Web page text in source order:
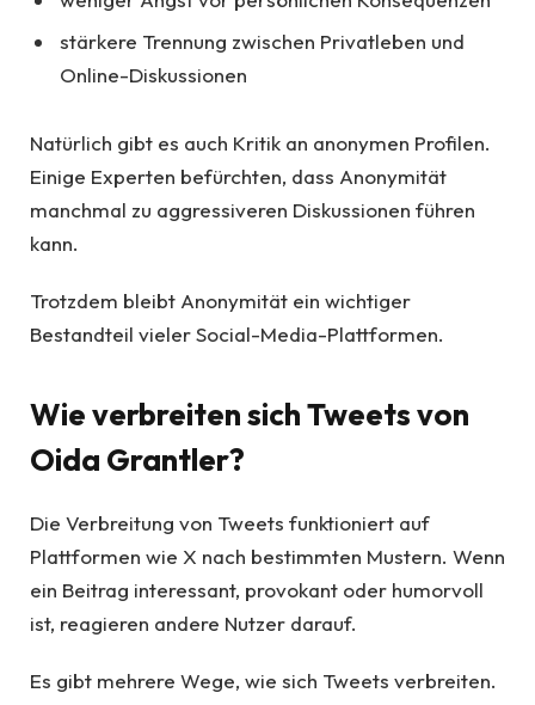
stärkere Trennung zwischen Privatleben und
Online-Diskussionen
Natürlich gibt es auch Kritik an anonymen Profilen.
Einige Experten befürchten, dass Anonymität
manchmal zu aggressiveren Diskussionen führen
kann.
Trotzdem bleibt Anonymität ein wichtiger
Bestandteil vieler Social-Media-Plattformen.
Wie verbreiten sich Tweets von
Oida Grantler?
Die Verbreitung von Tweets funktioniert auf
Plattformen wie X nach bestimmten Mustern. Wenn
ein Beitrag interessant, provokant oder humorvoll
ist, reagieren andere Nutzer darauf.
Es gibt mehrere Wege, wie sich Tweets verbreiten.